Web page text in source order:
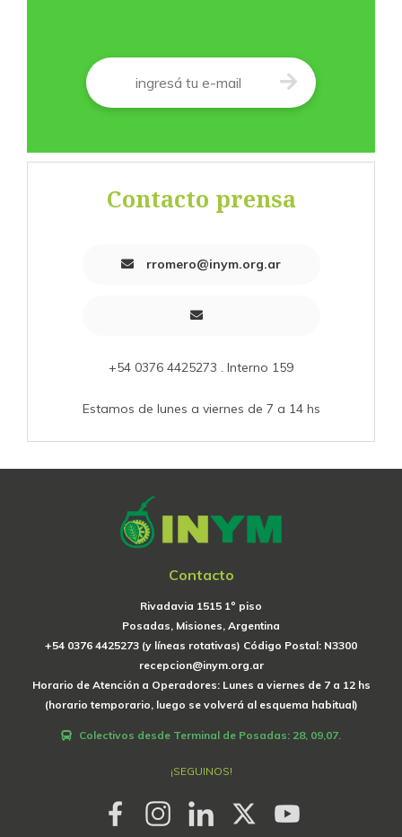
Correo
Contacto prensa
rromero@inym.org.ar
+54 0376 4425273 . Interno 159
Estamos de lunes a viernes de 7 a 14 hs
Contacto
Rivadavia 1515 1º piso
Posadas, Misiones, Argentina
+54 0376 4425273 (y líneas rotativas) Código Postal: N3300
recepcion@inym.org.ar
Horario de Atención a Operadores: Lunes a viernes de 7 a 12 hs
(horario temporario, luego se volverá al esquema habitual)
Colectivos desde Terminal de Posadas: 28, 09,07.
¡SEGUINOS!